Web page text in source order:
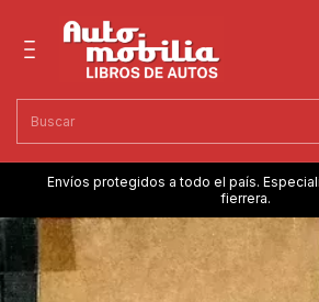
Envíos protegidos a todo el país.
fierrera.